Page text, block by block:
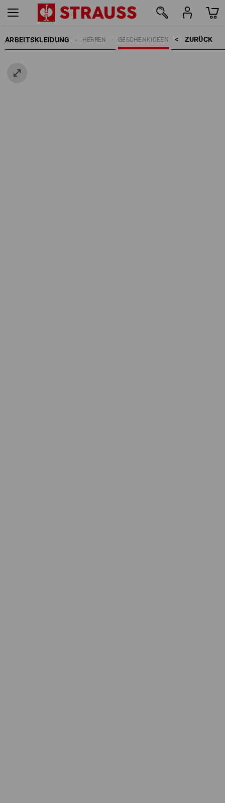
ARBEITSKLEIDUNG ZURÜCK    >
GESCHENKIDEEN
HERREN